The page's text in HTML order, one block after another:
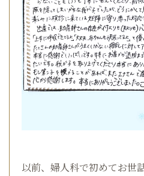
以前、婦人科で初めてお世